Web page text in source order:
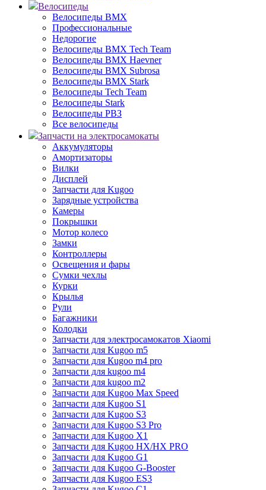
Велосипеды
Велосипеды BMX
Профессиональные
Недорогие
Велосипеды BMX Tech Team
Велосипеды BMX Haevner
Велосипеды BMX Subrosa
Велосипеды BMX Stark
Велосипеды Tech Team
Велосипеды Stark
Велосипеды РВЗ
Все велосипеды
Запчасти на электросамокаты
Аккумуляторы
Амортизаторы
Вилки
Дисплей
Запчасти для Kugoo
Зарядные устройства
Камеры
Покрышки
Мотор колесо
Замки
Контроллеры
Освещения и фары
Сумки чехлы
Курки
Крылья
Рули
Багажники
Колодки
Запчасти для электросамокатов Xiaomi
Запчасти для Kugoo m5
Запчасти для Кugoo m4 pro
Запчасти для kugoo m4
Запчасти для kugoo m2
Запчасти для Kugoo Max Speed
Запчасти для Kugoo S1
Запчасти для Kugoo S3
Запчасти для Kugoo S3 Pro
Запчасти для Kugoo X1
Запчасти для Kugoo HX/HX PRO
Запчасти для Kugoo G1
Запчасти для Kugoo G-Booster
Запчасти для Kugoo ES3